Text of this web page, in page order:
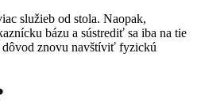
služieb od stola. Naopak,
bázu a sústrediť sa iba na tie
dôvod znovu navštíviť fyzickú